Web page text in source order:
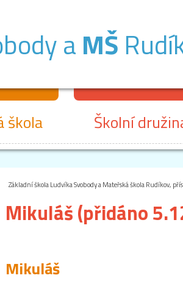
aMŠ
škola Školní
Základní škola Ludvíka Svobody a Mateřská škola Rudíkov,
Mikuláš (přidáno
Mikuláš